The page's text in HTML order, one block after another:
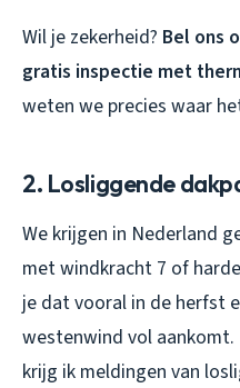
Wil je zekerheid? Bel ons
gratis inspectie met
weten we precies waar
2. Losliggende
We krijgen in Nederland
met windkracht 7 of
je dat vooral in de herfst
westenwind vol aankomt.
krijg ik meldingen van